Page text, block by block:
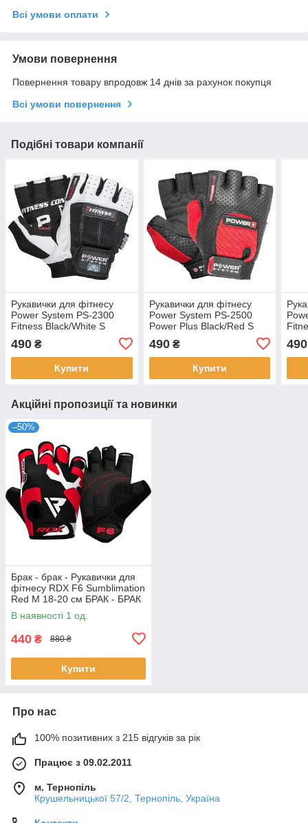
Всі умови оплати
Умови повернення
Повернення товару впродовж 14 днів за рахунок покупця
Всі умови повернення
Подібні товари компанії
Рукавички для фітнесу
Power System PS-2300
Fitness Black/White S
490 ₴
Купити
Рукавички для фітнесу
Power System PS-2500
Power Plus Black/Red S
490₴
Купити
490
Акційні пропозиції та новинки
–50%
Брак - брак - Рукавички для
фітнесу RDX F6 Sumblimation
Red M 18-20 см БРАК - БРАК
В наявності 1 од.
440 ₴ 880 ₴
Купити
Про нас
100% позитивних з 215 відгуків за рік
Працює з 09.02.2011
м. Тернопіль
Крушельницької 57/2, Тернопіль, Україна